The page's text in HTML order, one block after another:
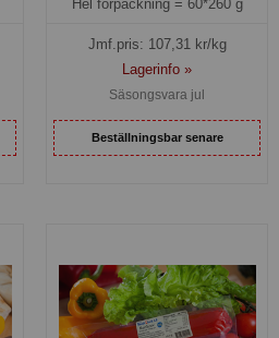
Hel förpackning = 60*260 g
Jmf.pris: 107,31 kr/kg
Lagerinfo »
Säsongsvara jul
Beställningsbar senare